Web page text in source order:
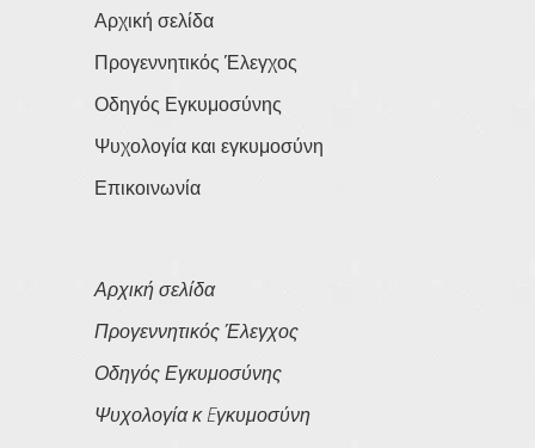
Αρχική σελίδα
Προγεννητικός Έλεγχος
Οδηγός Εγκυμοσύνης
Ψυχολογία και εγκυμοσύνη
Επικοινωνία
Αρχική σελίδα
Προγεννητικός Έλεγχος
Οδηγός Εγκυμοσύνης
Ψυχολογία κ Eγκυμοσύνη